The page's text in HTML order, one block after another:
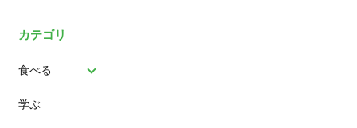
カテゴリ
食べる
パン
学ぶ